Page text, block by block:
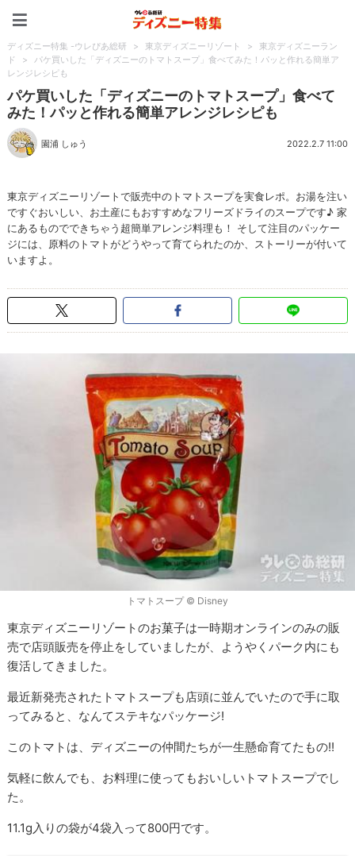
ディズニー特集 -ウレぴあ総研 > 東京ディズニーリゾート >
東京ディズニーラン
ド
>
パケ買いした「ディズニーのトマトスープ」食べてみた！パッと作れる簡単ア
レンジレシピも
パケ買いした「ディズニーのトマトスープ」食べて
みた！パッと作れる簡単アレンジレシピも
園浦 しゅう 2022.2.7 11:00
東京ディズニーリゾートで販売中のトマトスープを実食レポ。お湯を注い
ですぐおいしい、お土産にもおすすめなフリーズドライのスープです♪ 家
にあるものでできちゃう超簡単アレンジ料理も！ そして注目のパッケー
ジには、原料のトマトがどうやって育てられたのか、ストーリーが付いて
いますよ。
トマトスープ © Disney
東京ディズニーリゾートのお菓子は一時期オンラインのみの販
売で店頭販売を停止をしていましたが、ようやくパーク内にも
復活してきました。
最近新発売されたトマトスープも店頭に並んでいたので手に取
ってみると、なんてステキなパッケージ!
このトマトは、ディズニーの仲間たちが一生懸命育てたもの!!
気軽に飲んでも、お料理に使ってもおいしいトマトスープでし
た。
11.1g入りの袋が4袋入って800円です。